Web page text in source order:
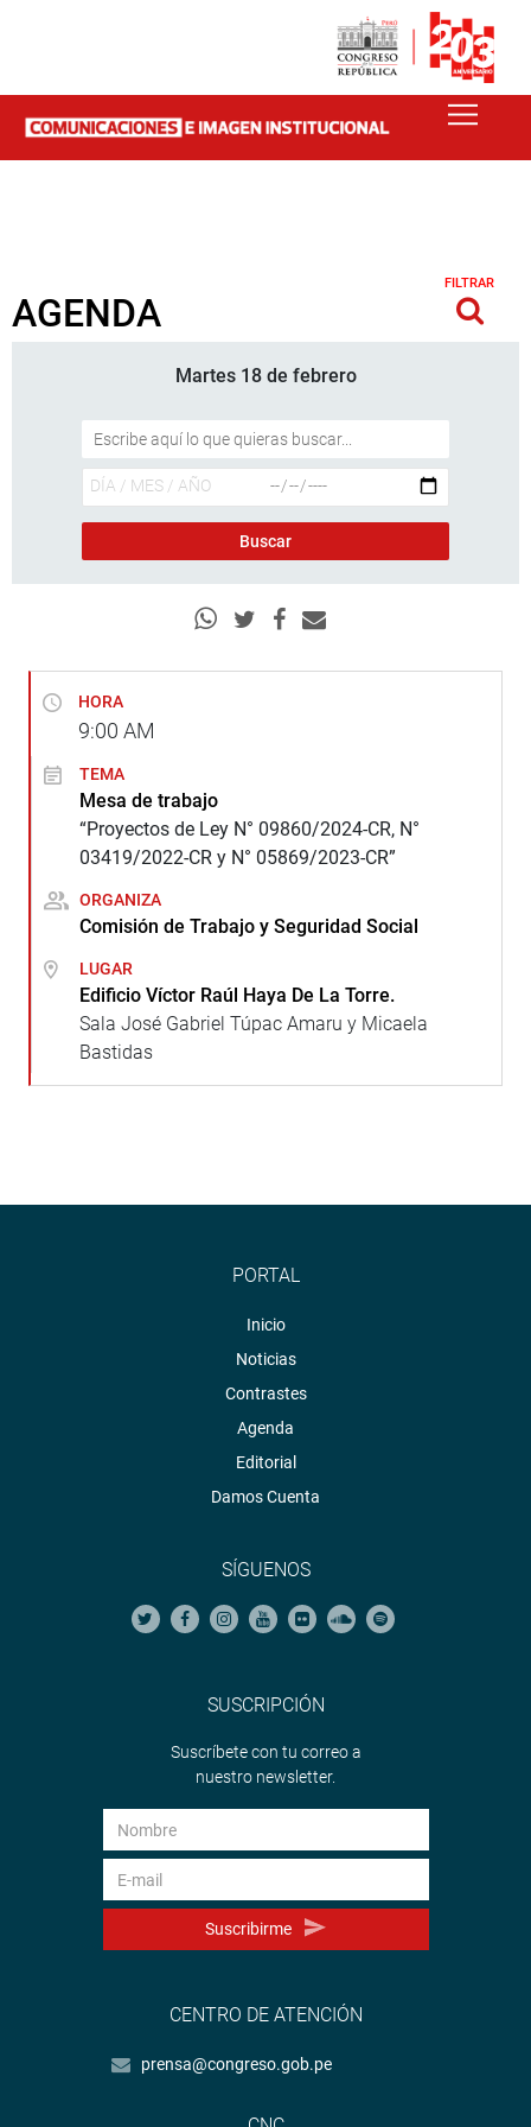
AGENDA
FILTRAR
Martes 18 de febrero
HORA
9:00 AM
TEMA
Mesa de trabajo
“Proyectos de Ley N° 09860/2024-CR, N°
03419/2022-CR y N° 05869/2023-CR”
ORGANIZA
Comisión de Trabajo y Seguridad Social
LUGAR
Edificio Víctor Raúl Haya De La Torre.
Sala José Gabriel Túpac Amaru y Micaela
Bastidas
PORTAL
Inicio
Noticias
Contrastes
Agenda
Editorial
Damos Cuenta
SÍGUENOS
SUSCRIPCIÓN
Suscríbete con tu correo a
nuestro newsletter.
Suscribirme
CENTRO DE ATENCIÓN
prensa@congreso.gob.pe